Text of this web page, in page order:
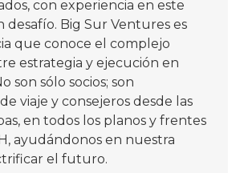
con experiencia en este
desafío. Big Sur Ventures es
que conoce el complejo
estrategia y ejecución en
son sólo socios; son
viaje y consejeros desde las
en todos los planos y frentes
ayudándonos en nuestra
el futuro.